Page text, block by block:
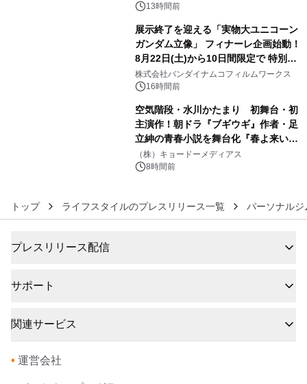
13時間前
展示終了を迎える「実物大ユニコーン
ガンダム立像」 フィナーレ企画始動！
8月22日(土)から10日間限定で 特別映
像『UNICORN GUNDAM Statue ―
BEYOND POSSIBILITY ―』を上映！
株式会社バンダイナムコフィルムワークス
16時間前
空気階段・水川かたまり 初舞台・初
主演作！朝ドラ『ブギウギ』作者・足
立紳の青春小説を舞台化『春よ来い、
マジで来い』キービジュアル解禁！
（株）キョードーメディアス
8時間前
トップ ライフスタイルのプレスリリース一覧 パーソナルジ
プレスリリース配信
サポート
関連サービス
• 運営会社